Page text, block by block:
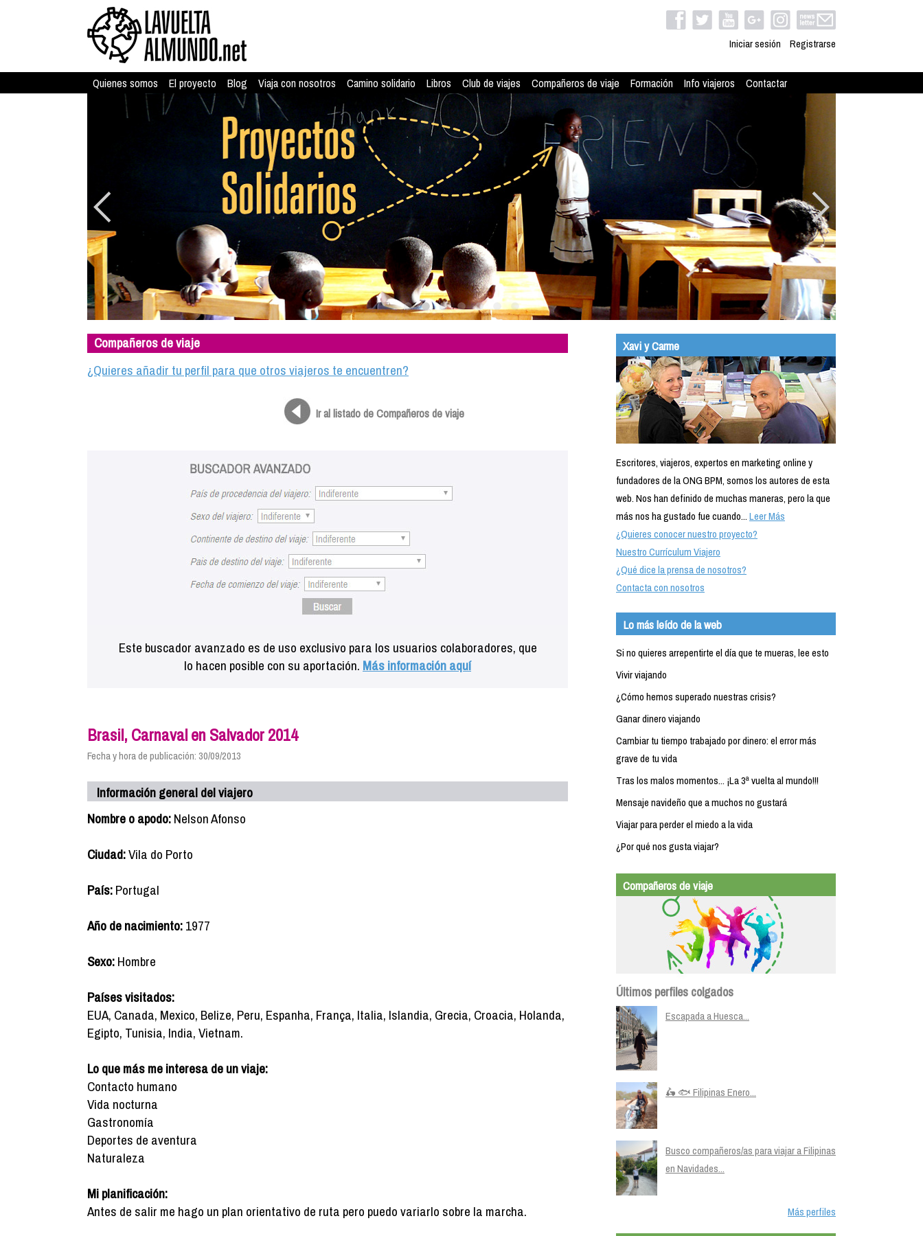
Iniciar sesión Registrarse
Quienes somos El proyecto Blog Viaja con nosotros Camino solidario Libros Club de viajes Compañeros de viaje Formación Info viajeros Contactar
Compañeros de viaje
¿Quieres añadir tu perfil para que otros viajeros te encuentren?
Ir al listado de Compañeros de viaje
Este buscador avanzado es de uso exclusivo para los usuarios colaboradores, que
lo hacen posible con su aportación. Más información aquí
Brasil, Carnaval en Salvador 2014
Fecha y hora de publicación: 30/09/2013
Información general del viajero
Nombre o apodo:Nelson Afonso
Ciudad:Vila do Porto
País:Portugal
Año de nacimiento:1977
Sexo:Hombre
Países visitados:
EUA, Canada, Mexico, Belize, Peru, Espanha, França, Italia, Islandia, Grecia, Croacia, Holanda,
Egipto, Tunisia, India, Vietnam.
Lo que más me interesa de un viaje:
Contacto humano
Vida nocturna
Gastronomía
Deportes de aventura
Naturaleza
Mi planificación:
Antes de salir me hago un plan orientativo de ruta pero puedo variarlo sobre la marcha.
Xavi y Carme
Escritores, viajeros, expertos en marketing online y
fundadores de la ONG BPM, somos los autores de esta
web. Nos han definido de muchas maneras, pero la que
más nos ha gustado fue cuando...Leer Más
¿Quieres conocer nuestro proyecto?
Nuestro Currículum Viajero
¿Qué dice la prensa de nosotros?
Contacta con nosotros
Lo más leído de la web
Si no quieres arrepentirte el día que te mueras, lee esto
Vivir viajando
¿Cómo hemos superado nuestras crisis?
Ganar dinero viajando
Cambiar tu tiempo trabajado por dinero: el error más
grave de tu vida
Tras los malos momentos... ¡La 3ª vuelta al mundo!!!
Mensaje navideño que a muchos no gustará
Viajar para perder el miedo a la vida
¿Por qué nos gusta viajar?
Compañeros de viaje
Últimos perfiles colgados
Escapada a Huesca...
🛵 🐟 Filipinas Enero...
Busco compañeros/as para viajar a Filipinas
en Navidades...
Más perfiles